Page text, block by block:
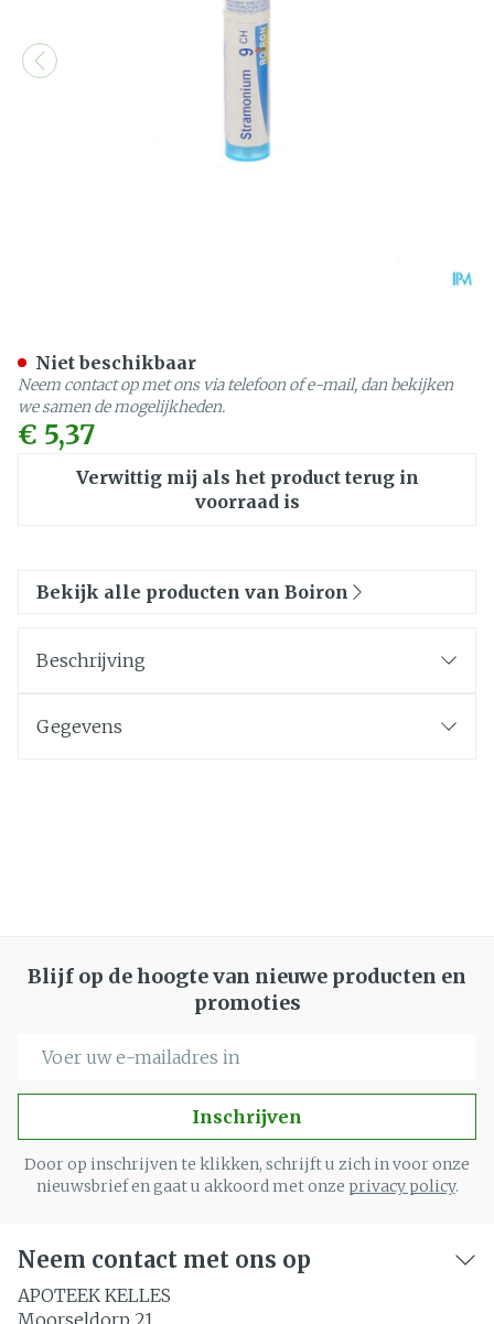
€ 5,37
Verwittig mij als het product terug in
voorraad is
Niet beschikbaar
Neem contact op met ons via telefoon of e-mail, dan bekijken
we samen de mogelijkheden.
Bekijk alle producten van Boiron
Beschrijving
Gegevens
Blijf op de hoogte van nieuwe producten en
promoties
Inschrijven
Door op inschrijven te klikken, schrijft u zich in voor onze
nieuwsbrief en gaat u akkoord met onze privacy policy.
Neem contact met ons op
APOTEEK KELLES
Moorseldorp 21